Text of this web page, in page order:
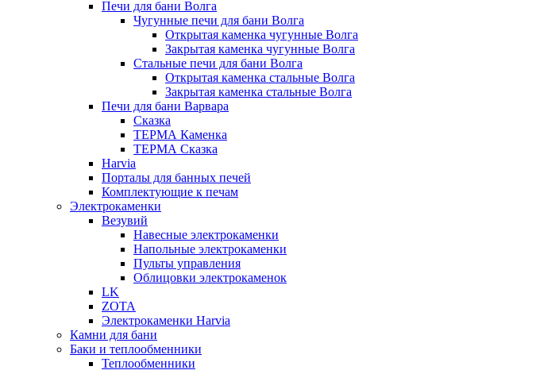
Печи для бани Волга
Чугунные печи для бани Волга
Открытая каменка чугунные Волга
Закрытая каменка чугунные Волга
Стальные печи для бани Волга
Открытая каменка стальные Волга
Закрытая каменка стальные Волга
Печи для бани Варвара
Сказка
ТЕРМА Каменка
ТЕРМА Сказка
Harvia
Порталы для банных печей
Комплектующие к печам
Электрокаменки
Везувий
Навесные электрокаменки
Напольные электрокаменки
Пульты управления
Облицовки электрокаменок
LK
ZOTA
Электрокаменки Harvia
Камни для бани
Баки и теплообменники
Теплообменники